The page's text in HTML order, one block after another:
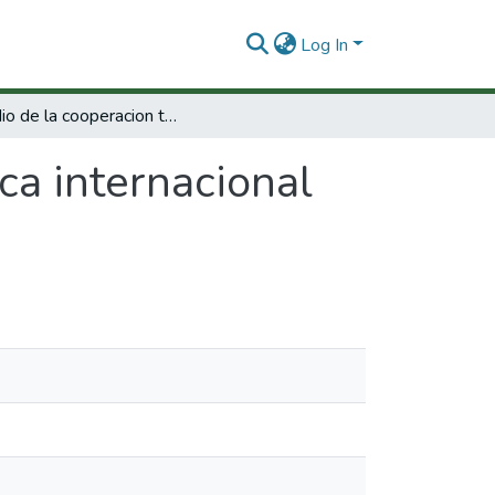
Log In
Estudio de la cooperacion tecnica internacional en Venezuela 1977 - 1982.
internacional